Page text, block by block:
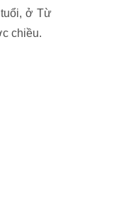
tuổi, ở Từ
chiều.